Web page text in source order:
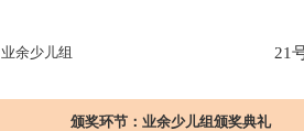
业余少儿组 21
颁奖环节： 业余少儿组颁奖典礼